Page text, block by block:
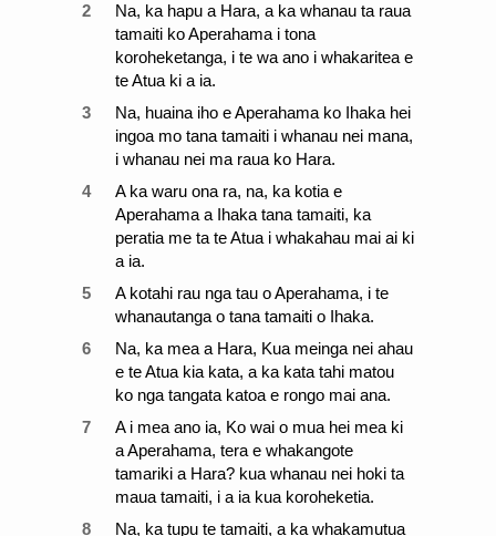
2
Na, ka hapu a Hara, a ka whanau ta raua
tamaiti ko Aperahama i tona
koroheketanga, i te wa ano i whakaritea e
te Atua ki a ia.
3
Na, huaina iho e Aperahama ko Ihaka hei
ingoa mo tana tamaiti i whanau nei mana,
i whanau nei ma raua ko Hara.
4
A ka waru ona ra, na, ka kotia e
Aperahama a Ihaka tana tamaiti, ka
peratia me ta te Atua i whakahau mai ai ki
a ia.
5
A kotahi rau nga tau o Aperahama, i te
whanautanga o tana tamaiti o Ihaka.
6
Na, ka mea a Hara, Kua meinga nei ahau
e te Atua kia kata, a ka kata tahi matou
ko nga tangata katoa e rongo mai ana.
7
A i mea ano ia, Ko wai o mua hei mea ki
a Aperahama, tera e whakangote
tamariki a Hara? kua whanau nei hoki ta
maua tamaiti, i a ia kua koroheketia.
8
Na, ka tupu te tamaiti, a ka whakamutua